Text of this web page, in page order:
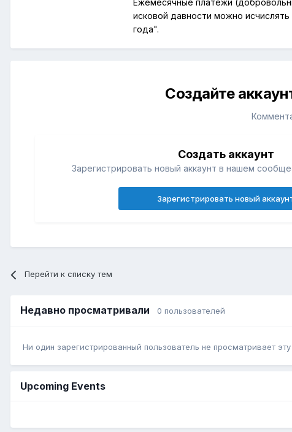
Ежемесячные платежи
исковой давности можно
года".
Создайте
Создать аккаунт
Зарегистрировать новый аккаунт в нашем
Зарегистрировать новый
Перейти к списку тем
Недавно просматривали 0 пользователей
Ни один зарегистрированный пользователь не просматривает эту
Upcoming Events